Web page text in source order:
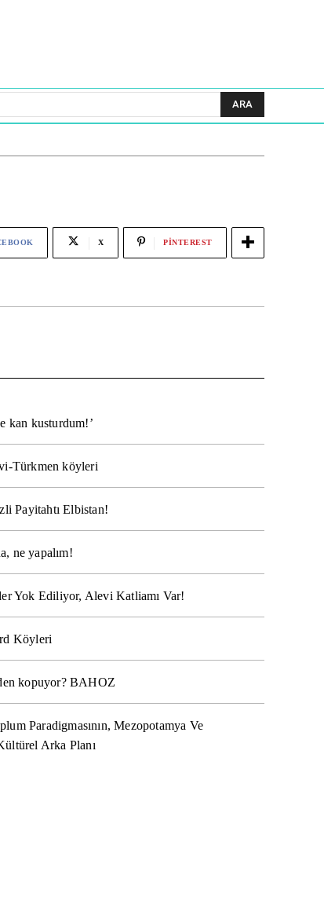
ARA
X PINTEREST
kan kusturdum!’
Türkmen köyleri
Payitahtı Elbistan!
ne yapalım!
Yok Ediliyor, Alevi Katliamı Var!
Köyleri
kopuyor? BAHOZ
Paradigmasının, Mezopotamya Ve
Arka Planı